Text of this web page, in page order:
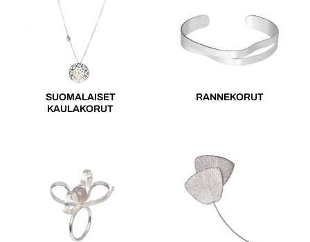
SUOMALAISET
KAULAKORUT
RANNEKORUT